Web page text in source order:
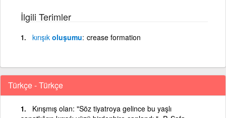
İlgili Terimler
kırışık oluşumu crease formation
Türkçe - Türkçe
Kırışmış olan: "Söz tiyatroya gelince bu yaşlı